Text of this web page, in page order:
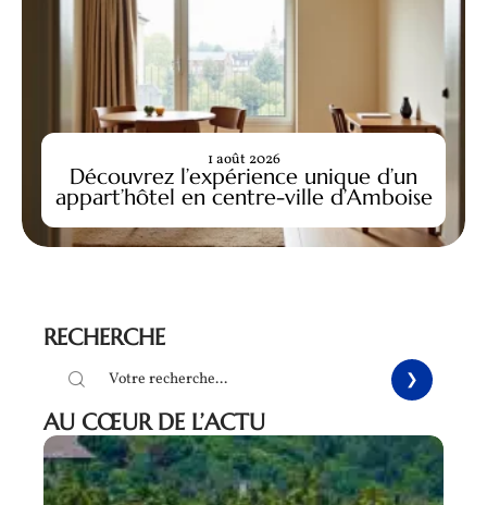
Découvrez l’expérience unique d’un
appart’hôtel en centre-ville d’Amboise
1 août 2026
RECHERCHE
AU CŒUR DE L’ACTU